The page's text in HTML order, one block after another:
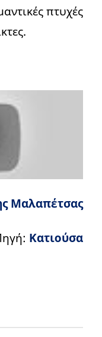
πτυχές
Μαλαπέτσας
Κατιούσα